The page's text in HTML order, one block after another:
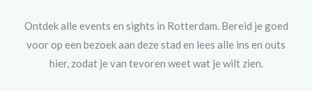
Ontdek alle events en sights in Rotterdam. Bereid je goed
voor op een bezoek aan deze stad en lees alle ins en outs
hier, zodat je van tevoren weet wat je wilt zien.